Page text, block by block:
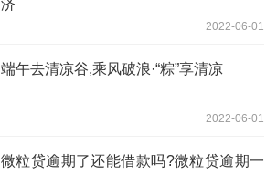
济
2022-06-01
端午去清凉谷,乘风破浪·“粽”享清凉
2022-06-01
微粒贷逾期了还能借款吗?微粒贷逾期一